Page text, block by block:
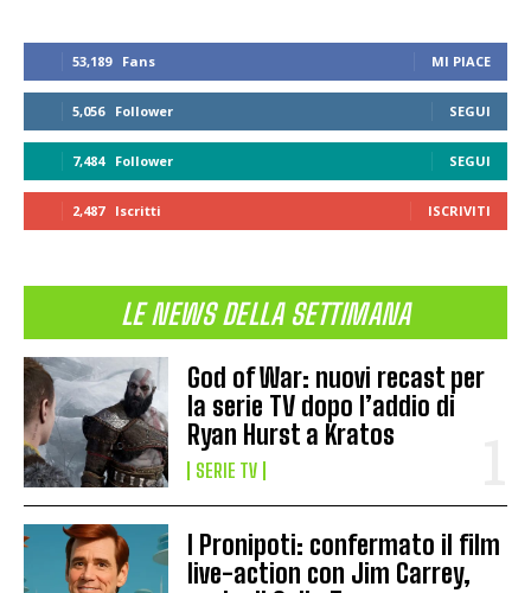
53,189 Fans MI PIACE
5,056 Follower SEGUI
7,484 Follower SEGUI
2,487 Iscritti ISCRIVITI
LE NEWS DELLA SETTIMANA
God of War: nuovi recast per
la serie TV dopo l’addio di
Ryan Hurst a Kratos
SERIE TV
I Pronipoti: confermato il film
live-action con Jim Carrey,